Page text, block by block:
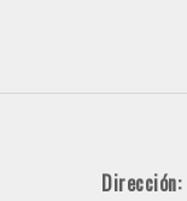
Dirección: